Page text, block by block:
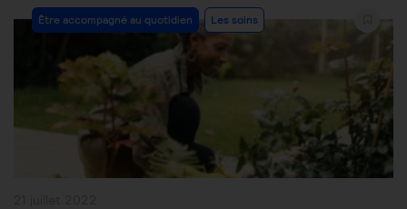
Post
Category:
Être accompagné au quotidien Les soins